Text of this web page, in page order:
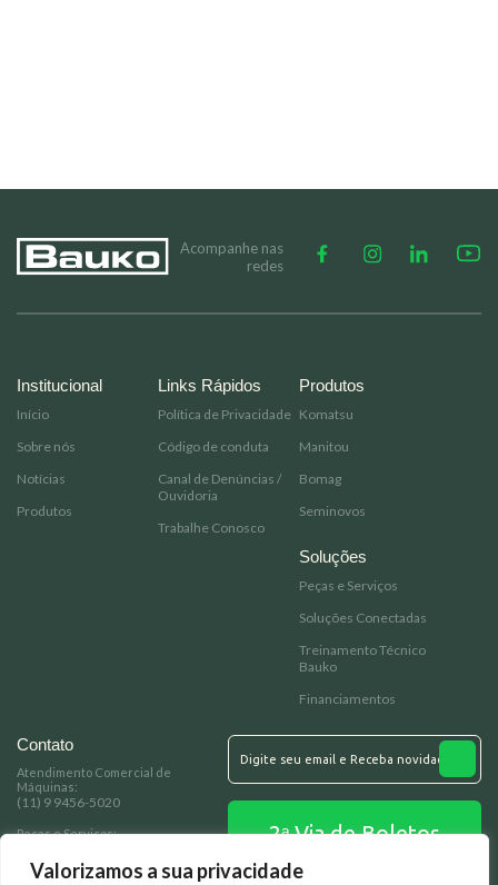
Valorizamos a sua privacidade
Acompanhe nas
redes
Institucional
Início
Sobre nós
Notícias
Produtos
Links Rápidos
Política de Privacidade
Código de conduta
Canal de Denúncias /
Ouvidoria
Trabalhe Conosco
Produtos
Komatsu
Manitou
Bomag
Seminovos
Soluções
Peças e Serviços
Soluções Conectadas
Treinamento Técnico
Bauko
Financiamentos
Contato
Atendimento Comercial de
Máquinas:
(11) 9 9456-5020
Peças e Serviços:
Email:
2ᵃ Via de Boletos